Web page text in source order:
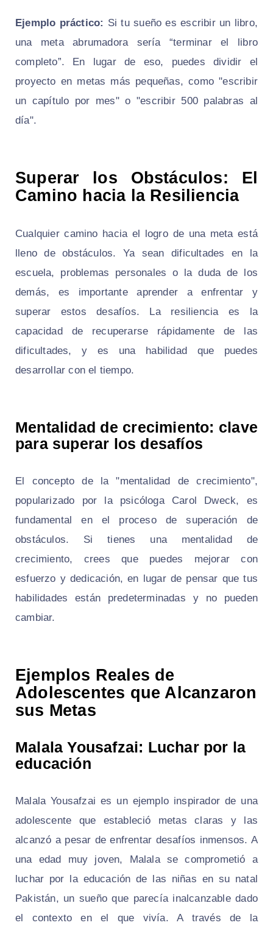
Ejemplo práctico: Si tu sueño es escribir un libro,
una meta abrumadora sería “terminar el libro
completo”. En lugar de eso, puedes dividir el
proyecto en metas más pequeñas, como "escribir
un capítulo por mes" o "escribir 500 palabras al
día".
Superar los Obstáculos: El
Camino hacia la Resiliencia
Cualquier camino hacia el logro de una meta está
lleno de obstáculos. Ya sean dificultades en la
escuela, problemas personales o la duda de los
demás, es importante aprender a enfrentar y
superar estos desafíos. La resiliencia es la
capacidad de recuperarse rápidamente de las
dificultades, y es una habilidad que puedes
desarrollar con el tiempo.
Mentalidad de crecimiento: clave
para superar los desafíos
El concepto de la "mentalidad de crecimiento",
popularizado por la psicóloga Carol Dweck, es
fundamental en el proceso de superación de
obstáculos. Si tienes una mentalidad de
crecimiento, crees que puedes mejorar con
esfuerzo y dedicación, en lugar de pensar que tus
habilidades están predeterminadas y no pueden
cambiar.
Ejemplos Reales de
Adolescentes que Alcanzaron
sus Metas
Malala Yousafzai: Luchar por la
educación
Malala Yousafzai es un ejemplo inspirador de una
adolescente que estableció metas claras y las
alcanzó a pesar de enfrentar desafíos inmensos. A
una edad muy joven, Malala se comprometió a
luchar por la educación de las niñas en su natal
Pakistán, un sueño que parecía inalcanzable dado
el contexto en el que vivía. A través de la